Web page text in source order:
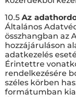
10.5 Az
Általános
összhangban az
hozzájáruláson
adatkezelés
Érintettre
rendelkezésére
széles körben
formátumban